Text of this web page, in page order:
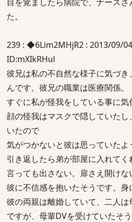
た。
239 : ◆6Lim2MHjR2 : 2013/09/
ID:mXIkRHul
彼兄は私の不自然な様子に気づ
んです。彼兄の職業は医療関係。
すぐに私が怪我をしている事に気
顔の怪我はマスクで隠していた
いたので
気がつかないと彼は思っていたよ
引き返したら弟が部屋に入れて
言っても出さない。扉さえ開けな
彼に不信感を抱いたそうです。身
彼の両親は離婚していて、二人は
ですが、母輩DVを受けていたそう